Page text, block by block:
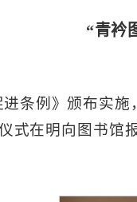
“青衿
条例》颁布实
式在明向图书馆